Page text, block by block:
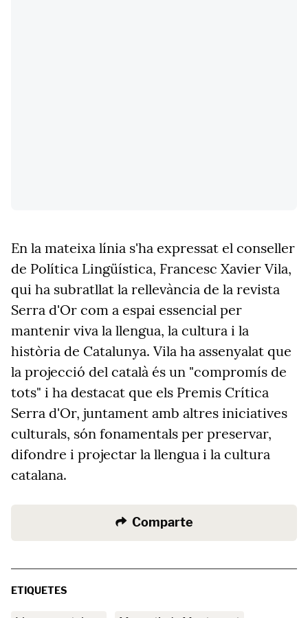
En la mateixa línia s'ha expressat el conseller
de Política Lingüística, Francesc Xavier Vila,
qui ha subratllat la rellevància de la revista
Serra d'Or com a espai essencial per
mantenir viva la llengua, la cultura i la
història de Catalunya. Vila ha assenyalat que
la projecció del català és un "compromís de
tots" i ha destacat que els Premis Crítica
Serra d'Or, juntament amb altres iniciatives
culturals, són fonamentals per preservar,
difondre i projectar la llengua i la cultura
catalana.
Comparte
ETIQUETES